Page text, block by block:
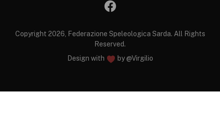
Copyright 2026, Federazione Speleologica Sarda. All Rights
Reserved.
Design with
by@Virgilio